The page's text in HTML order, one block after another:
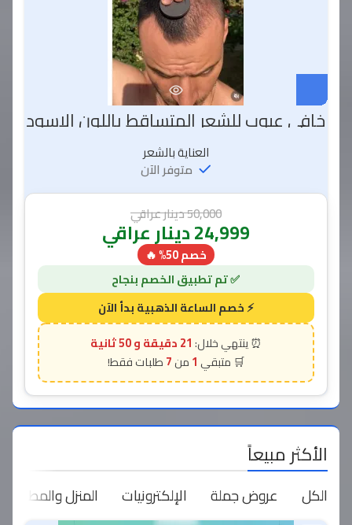
خافي عيوب للشعر المتساقط باللون الاسود
العناية بالشعر
متوفر الآن
50,000دينار عراقي
24,999دينار عراقي
خصم 50% 🔥
21 دقيقة و 49 ثانية
1
7
الأكثر مبيعاً
الكل عروض جملة الإلكترونيات المنزل والمطبخ